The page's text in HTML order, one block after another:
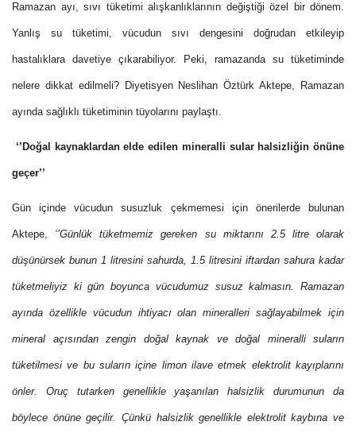
Ramazan ayı, sıvı tüketimi alışkanlıklarının değiştiği özel bir dönem.
Yanlış su tüketimi, vücudun sıvı dengesini doğrudan etkileyip
hastalıklara davetiye çıkarabiliyor. Peki, ramazanda su tüketiminde
nelere dikkat edilmeli? Diyetisyen Neslihan Öztürk Aktepe, Ramazan
ayında sağlıklı tüketiminin tüyolarını paylaştı.
‘’Doğal kaynaklardan elde edilen mineralli sular halsizliğin önüne
geçer’’
Gün içinde vücudun susuzluk çekmemesi için önerilerde bulunan
Aktepe, ‘’Günlük tüketmemiz gereken su miktarını 2.5 litre olarak
düşünürsek bunun 1 litresini sahurda, 1.5 litresini iftardan sahura kadar
tüketmeliyiz ki gün boyunca vücudumuz susuz kalmasın. Ramazan
ayında özellikle vücudun ihtiyacı olan mineralleri sağlayabilmek için
mineral açısından zengin doğal kaynak ve doğal mineralli suların
tüketilmesi ve bu suların içine limon ilave etmek elektrolit kayıplarını
önler. Oruç tutarken genellikle yaşanılan halsizlik durumunun da
böylece önüne geçilir. Çünkü halsizlik genellikle elektrolit kaybına ve